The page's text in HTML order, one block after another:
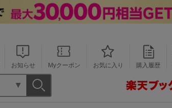
お知らせ Myクーポン お気に入り 購入履歴